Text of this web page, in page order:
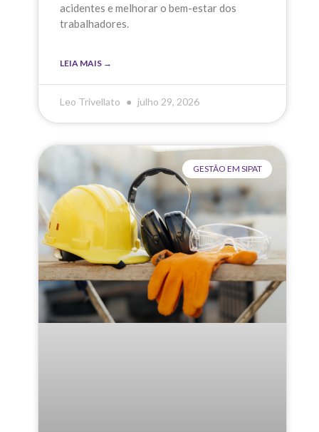
acidentes e melhorar o bem-estar dos
trabalhadores.
LEIA MAIS →
Leo Trivellato julho 29, 2026
GESTÃO EM SIPAT